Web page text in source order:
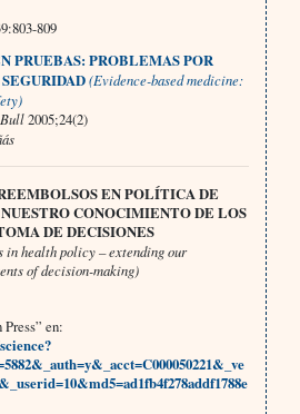
809
PRUEBAS: PROBLEMAS POR
(Evidence-based medicine:
2005;24(2)
EN POLÍTICA DE
CONOCIMIENTO DE LOS
DE DECISIONES
in health policy – extending our
of decision-making)
en: